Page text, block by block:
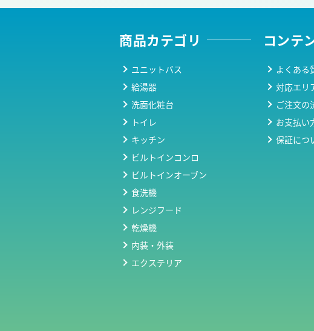
商品カテゴリ コンテ
ユニットバス
給湯器
洗面化粧台
トイレ
キッチン
ビルトインコンロ
ビルトインオーブン
食洗機
レンジフード
乾燥機
内装・外装
エクステリア
よくある
対応エリ
ご注文の
お支払い
保証につ